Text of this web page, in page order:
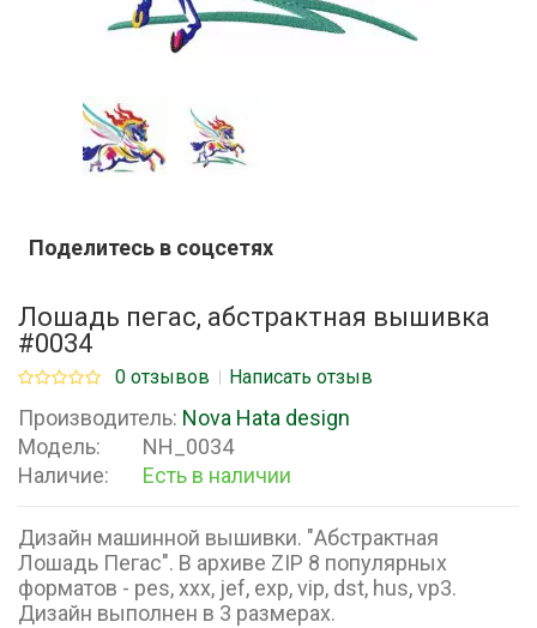
Поделитесь в соцсетях
Лошадь пегас, абстрактная вышивка
#0034
0 отзывов Написать отзыв
Производитель: Nova Hata design
Модель:
NH_0034
Наличие:
Есть в наличии
Дизайн машинной вышивки. "Абстрактная
Лошадь Пегас". В архиве ZIP 8 популярных
форматов - pes, xxx, jef, exp, vip, dst, hus, vp3.
Дизайн выполнен в 3 размерах.